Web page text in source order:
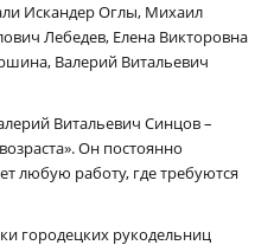
Искандер Оглы, Михаил
Лебедев, Елена Викторовна
Валерий Витальевич
Витальевич Синцов –
Он постоянно
любую работу, где требуются
городецких рукодельниц